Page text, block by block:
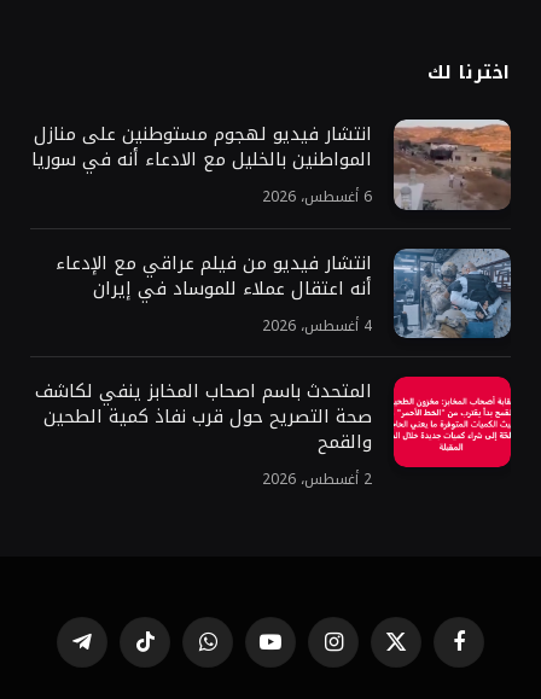
اخترنا لك
انتشار فيديو لهجوم مستوطنين على منازل
المواطنين بالخليل مع الادعاء أنه في سوريا
6 أغسطس، 2026
انتشار فيديو من فيلم عراقي مع الإدعاء
أنه اعتقال عملاء للموساد في إيران
4 أغسطس، 2026
المتحدث باسم اصحاب المخابز ينفي لكاشف
صحة التصريح حول قرب نفاذ كمية الطحين
والقمح
2 أغسطس، 2026
فيسبوك X
(Twitter)
الانستغراميوتيوب واتساب تيكتوك تيلقرام